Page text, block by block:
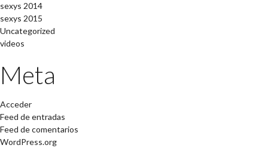
sexys 2014
sexys 2015
Uncategorized
videos
Meta
Acceder
Feed de entradas
Feed de comentarios
WordPress.org